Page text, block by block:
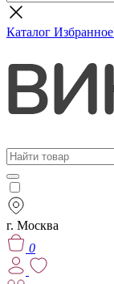
Каталог Избранное
г. Москва
0